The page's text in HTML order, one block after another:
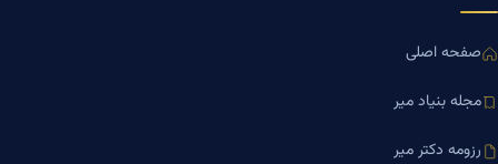
صفحه اصلی
مجله بنیاد میر
رزومه دکتر میر